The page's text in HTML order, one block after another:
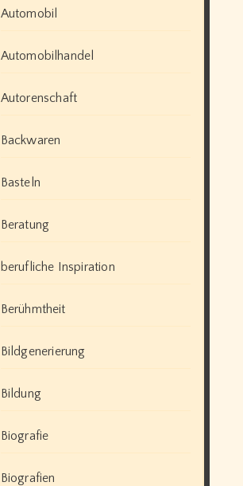
Automobil
Automobilhandel
Autorenschaft
Backwaren
Basteln
Beratung
berufliche Inspiration
Berühmtheit
Bildgenerierung
Bildung
Biografie
Biografien